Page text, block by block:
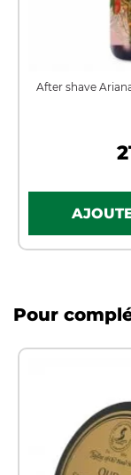
After shave
Pour